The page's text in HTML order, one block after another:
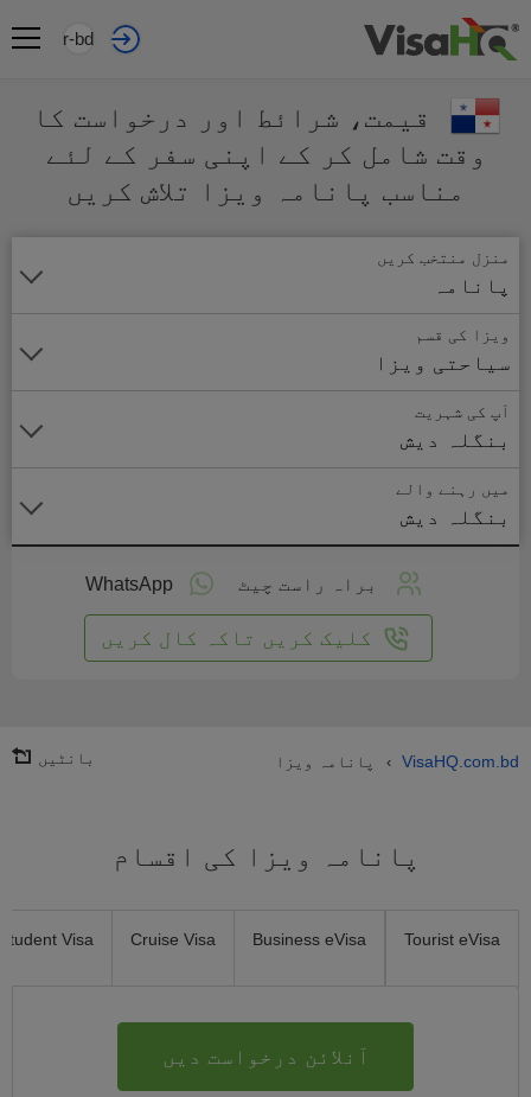
ur-bd
قیمت، شرائط اور درخواست کا
وقت شامل کر کے اپنی سفر کے لئے
مناسب پانامہ ویزا تلاش کریں
منزل منتخب کریں
پانامہ
ویزا کی قسم
سیاحتی ویزا
آپ کی شہریت
بنگلہ دیش
میں رہنے والے
بنگلہ دیش
براہ راست چیٹ WhatsApp
کلیک کریں تاکہ کال کریں
VisaHQ.com.bd
› پانامہ ویزا بانٹیں
پانامہ ویزا کی اقسام
Tourist eVisa
Business eVisa
Cruise Visa
Student Visa
آنلائن درخواست دیں